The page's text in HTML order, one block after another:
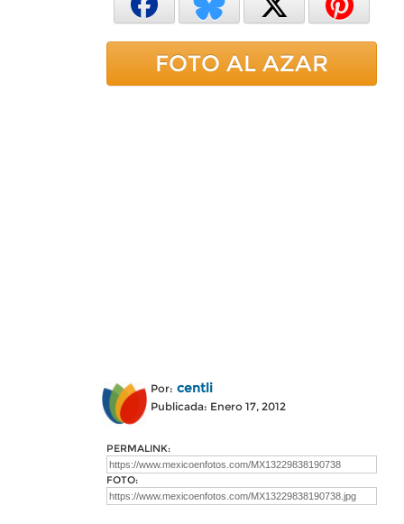
FOTO AL AZAR
Por: centli
Publicada: Enero 17, 2012
PERMALINK:
FOTO: